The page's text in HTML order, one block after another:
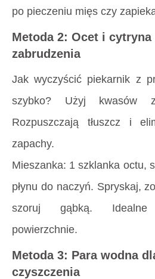
po pieczeniu mięs czy
Metoda 2: Ocet i cytryna
zabrudzenia
Jak wyczyścić piekarnik z
szybko? Użyj
Rozpuszczają tłuszcz i
zapachy.
Mieszanka: 1 szklanka octu,
płynu do naczyń. Spryskaj,
szoruj gąbką.
powierzchnie.
Metoda 3: Para wodna
czyszczenia